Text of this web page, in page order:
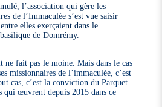
l’association qui gère les
de l’Immaculée s’est vue saisir
elles exerçaient dans le
de Domrémy.
ne fait pas le moine. Mais dans le cas
missionnaires de l’immaculée, c’est
cas, c’est la conviction du Parquet
qui œuvrent depuis 2015 dans ce